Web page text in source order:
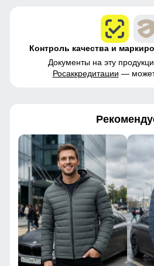
Контроль качества и
Документы на эту
Росаккредитации —